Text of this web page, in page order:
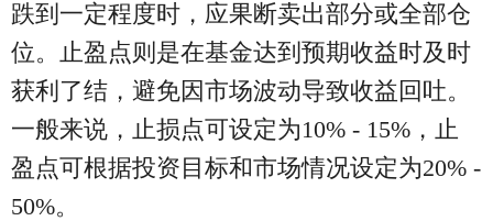
跌到一定程度时，应果断卖出部分或全部仓
位。止盈点则是在基金达到预期收益时及时
获利了结，避免因市场波动导致收益回吐。
一般来说，止损点可设定为10% - 15%，止
盈点可根据投资目标和市场情况设定为20% -
50%。